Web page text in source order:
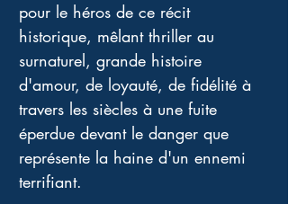
pour le héros de ce récit
historique, mêlant thriller au
surnaturel, grande histoire
d'amour, de loyauté, de fidélité à
travers les siècles à une fuite
éperdue devant le danger que
représente la haine d'un ennemi
terrifiant.